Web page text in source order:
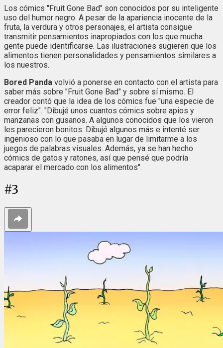
Los cómics "Fruit Gone Bad" son conocidos por su inteligente
uso del humor negro. A pesar de la apariencia inocente de la
fruta, la verdura y otros personajes, el artista consigue
transmitir pensamientos inapropiados con los que mucha
gente puede identificarse. Las ilustraciones sugieren que los
alimentos tienen personalidades y pensamientos similares a
los nuestros.
Bored Panda volvió a ponerse en contacto con el artista para
saber más sobre "Fruit Gone Bad" y sobre sí mismo. El
creador contó que la idea de los cómics fue "una especie de
error feliz". "Dibujé unos cuantos cómics sobre apios y
manzanas con gusanos. A algunos conocidos que los vieron
les parecieron bonitos. Dibujé algunos más e intenté ser
ingenioso con lo que pasaba en lugar de limitarme a los
juegos de palabras visuales. Además, ya se han hecho
cómics de gatos y ratones, así que pensé que podría
acaparar el mercado con los alimentos".
#3